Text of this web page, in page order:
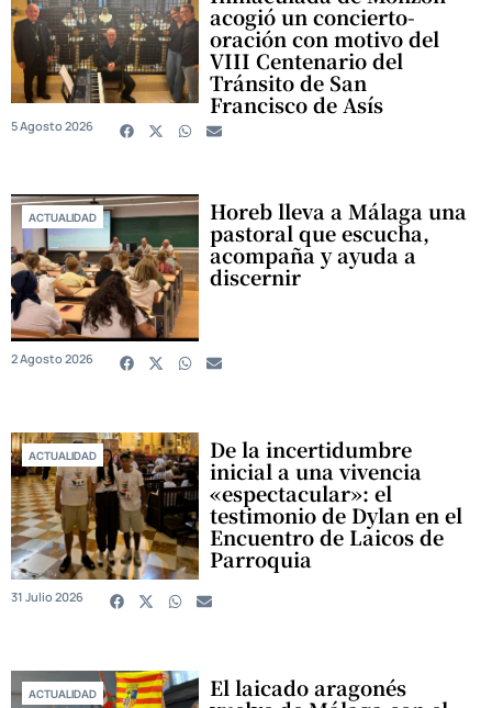
acogió un concierto-
oración con motivo del
VIII Centenario del
Tránsito de San
Francisco de Asís
5 Agosto 2026
ACTUALIDAD Horeb lleva a Málaga una
pastoral que escucha,
acompaña y ayuda a
discernir
2 Agosto 2026
ACTUALIDAD De la incertidumbre
inicial a una vivencia
«espectacular»: el
testimonio de Dylan en el
Encuentro de Laicos de
Parroquia
31 Julio 2026
ACTUALIDAD El laicado aragonés